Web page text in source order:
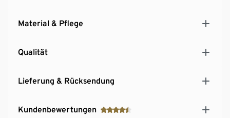
Material & Pflege
Qualität
Lieferung & Rücksendung
Kundenbewertungen